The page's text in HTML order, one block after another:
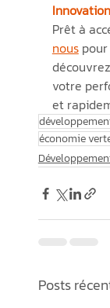
Prêt à
nous pour
votre
et
économie
Posts